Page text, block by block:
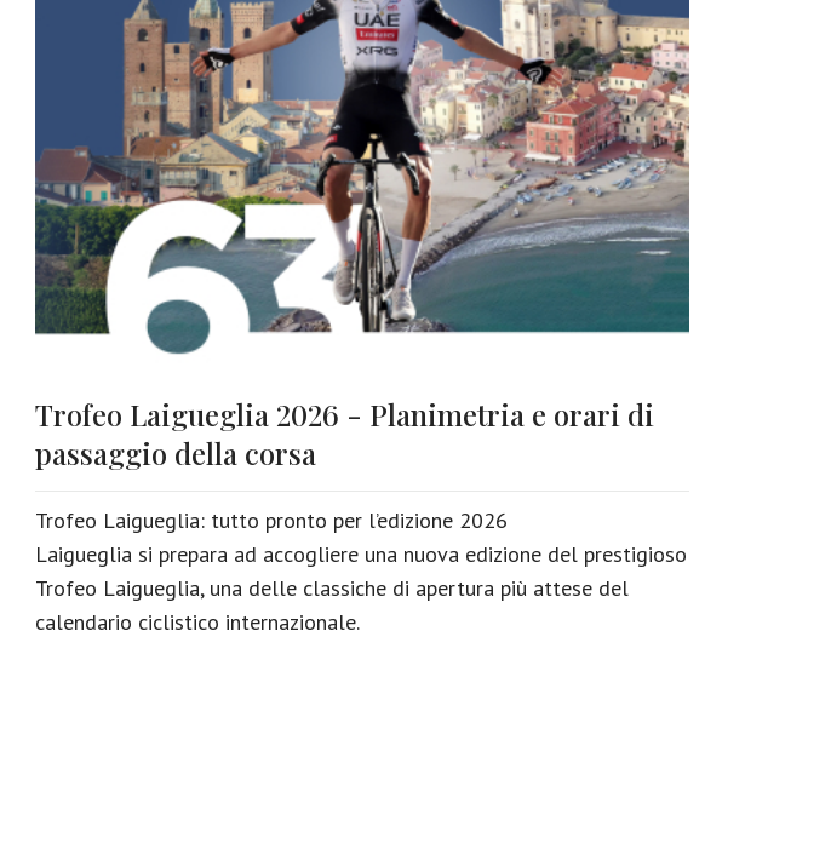
Trofeo Laigueglia 2026 - Planimetria e orari di
passaggio della corsa
Trofeo Laigueglia: tutto pronto per l’edizione 2026
Laigueglia si prepara ad accogliere una nuova edizione del prestigioso
Trofeo Laigueglia, una delle classiche di apertura più attese del
calendario ciclistico internazionale.